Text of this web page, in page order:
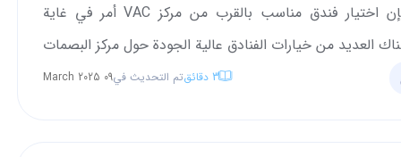
الحيوية، فإن اختيار فندق مناسب بالقرب من مركز VAC أمر في غاية
العديد من خيارات الفنادق عالية الجودة حول مركز البصمات
والتي يمكن أن توفر لك إقامة مريحة وخالية من المتاعب. من
3 دقائقتم التحديث في09 March 2025